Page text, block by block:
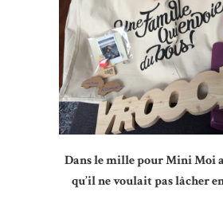
Dans le mille pour Mini Moi
qu’il ne voulait pas lâcher